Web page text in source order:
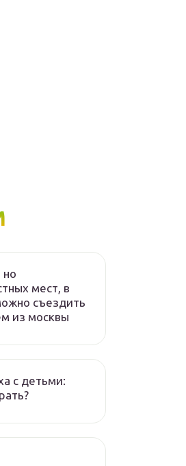
но
мест, в
съездить
из москвы
с детьми: